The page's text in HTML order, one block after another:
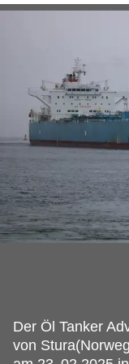
Der Öl Tanker
von